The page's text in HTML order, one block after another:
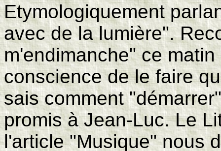
Etymologiquement
avec de la lumière".
m'endimanche" ce
conscience de le faire
sais comment
promis à Jean-Luc. Le
l'article "Musique" nous